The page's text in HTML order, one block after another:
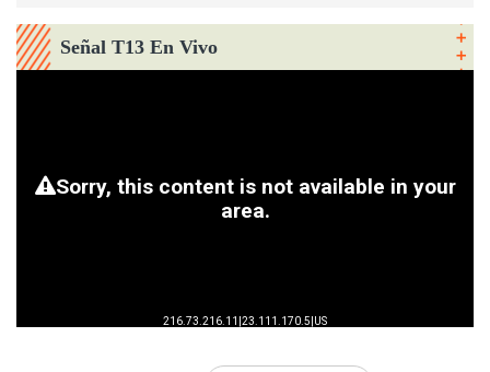
Señal T13 En Vivo